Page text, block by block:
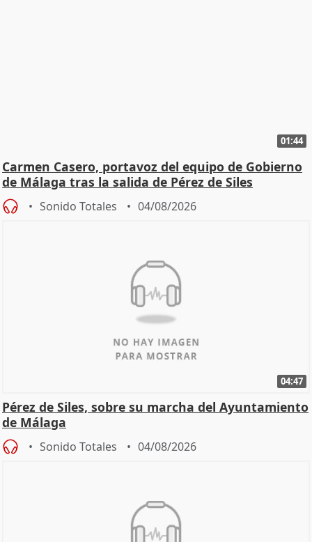
01:44
Carmen Casero, portavoz del equipo de Gobierno
de Málaga tras la salida de Pérez de Siles
Sonido Totales 04/08/2026
04:47
Pérez de Siles, sobre su marcha del Ayuntamiento
de Málaga
Sonido Totales 04/08/2026